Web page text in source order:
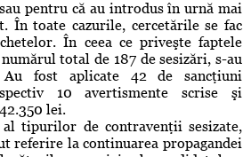
pentru că au introdus în urnă mai
În toate cazurile, cercetările se fac
În ceea ce priveşte faptele
total de 187 de sesizări, s-au
fost aplicate 42 de sancţiuni
10 avertismente scrise şi
lei.
tipurilor de contravenţii sesizate,
referire la continuarea propagandei